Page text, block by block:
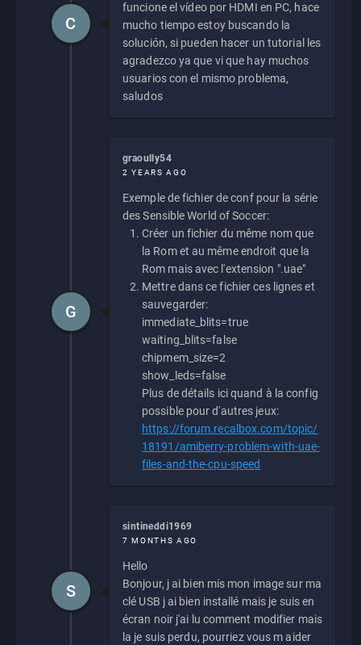
funcione el vídeo por HDMI en PC, hace
mucho tiempo estoy buscando la
solución, si pueden hacer un tutorial les
agradezco ya que vi que hay muchos
usuarios con el mismo problema,
saludos
C
graoully54
2 YEARS AGO
Exemple de fichier de conf pour la série
des Sensible World of Soccer:
Créer un fichier du même nom que
la Rom et au même endroit que la
Rom mais avec l'extension ".uae"
Mettre dans ce fichier ces lignes et
sauvegarder:
immediate_blits=true
waiting_blits=false
chipmem_size=2
show_leds=false
Plus de détails ici quand à la config
possible pour d'autres jeux:
https://forum.recalbox.com/topic/
18191/amiberry-problem-with-uae-
files-and-the-cpu-speed
G
sintineddi1969
7 MONTHS AGO
Hello
Bonjour, j ai bien mis mon image sur ma
clé USB j ai bien installé mais je suis en
écran noir j'ai lu comment modifier mais
la je suis perdu, pourriez vous m aider
S